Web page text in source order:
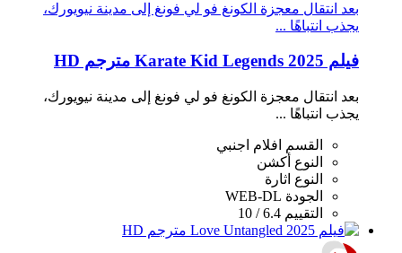
بعد انتقال معجزة الكونغ فو لي فونغ إلى مدينة نيويورك،
يجذب انتباهًا ...
فيلم Karate Kid Legends 2025 مترجم HD
بعد انتقال معجزة الكونغ فو لي فونغ إلى مدينة نيويورك،
يجذب انتباهًا ...
القسم
افلام اجنبي
النوع أكشن
النوع اثارة
الجودة WEB-DL
التقييم 6.4 / 10